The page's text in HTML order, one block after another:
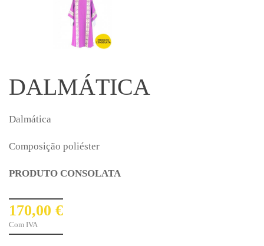
DALMÁTICA
Dalmática
Composição poliéster
PRODUTO CONSOLATA
170,00 €
Com IVA